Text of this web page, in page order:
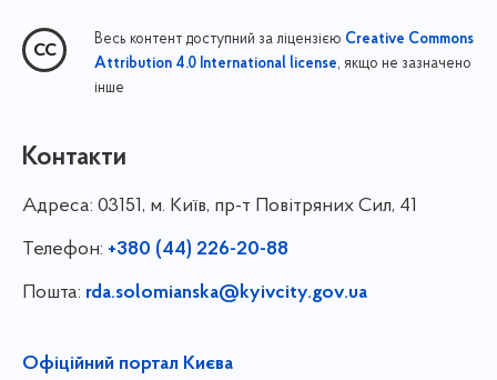
Весь контент доступний за ліцензією Creative Commons
Attribution 4.0 International license, якщо не зазначено
інше
Контакти
Адреса: 03151, м. Київ, пр-т Повітряних Сил, 41
Телефон: +380 (44) 226-20-88
Пошта: rda.solomianska@kyivcity.gov.ua
Офіційний портал Києва